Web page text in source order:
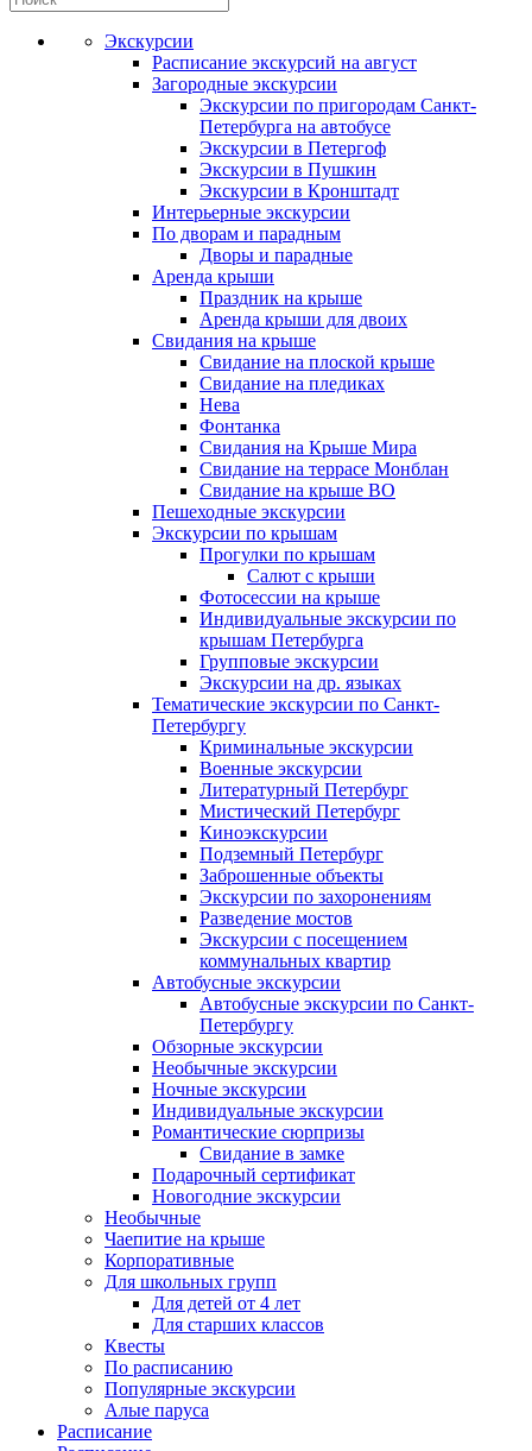
Экскурсии
Расписание экскурсий на август
Загородные экскурсии
Экскурсии по пригородам Санкт-
Петербурга на автобусе
Экскурсии в Петергоф
Экскурсии в Пушкин
Экскурсии в Кронштадт
Интерьерные экскурсии
По дворам и парадным
Дворы и парадные
Аренда крыши
Праздник на крыше
Аренда крыши для двоих
Свидания на крыше
Свидание на плоской крыше
Свидание на пледиках
Нева
Фонтанка
Свидания на Крыше Мира
Свидание на террасе Монблан
Свидание на крыше ВО
Пешеходные экскурсии
Экскурсии по крышам
Прогулки по крышам
Салют с крыши
Фотосессии на крыше
Индивидуальные экскурсии по
крышам Петербурга
Групповые экскурсии
Экскурсии на др. языках
Тематические экскурсии по Санкт-
Петербургу
Криминальные экскурсии
Военные экскурсии
Литературный Петербург
Мистический Петербург
Киноэкскурсии
Подземный Петербург
Заброшенные объекты
Экскурсии по захоронениям
Разведение мостов
Экскурсии с посещением
коммунальных квартир
Автобусные экскурсии
Автобусные экскурсии по Санкт-
Петербургу
Обзорные экскурсии
Необычные экскурсии
Ночные экскурсии
Индивидуальные экскурсии
Романтические сюрпризы
Свидание в замке
Подарочный сертификат
Новогодние экскурсии
Необычные
Чаепитие на крыше
Корпоративные
Для школьных групп
Для детей от 4 лет
Для старших классов
Квесты
По расписанию
Популярные экскурсии
Алые паруса
Расписание